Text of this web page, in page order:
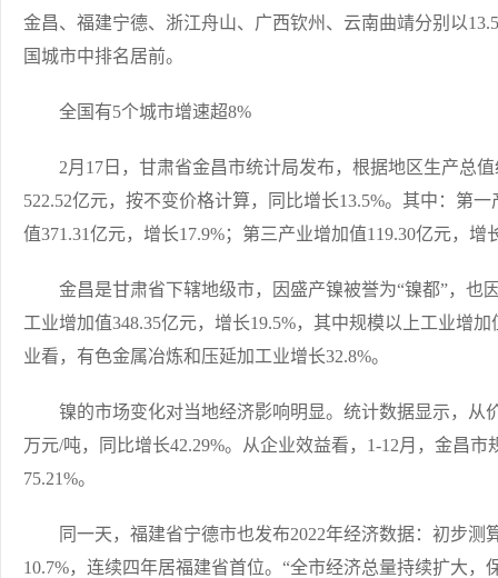
金昌、福建宁德、浙江舟山、广西钦州、云南曲靖分别以
国城市中排名居前。
全国有5个城市增速超8%
2月17日，甘肃省金昌市统计局发布，根据地区生产总值
522.52亿元，按不变价格计算，同比增长13.5%。其中：第
值371.31亿元，增长17.9%；第三产业增加值119.30亿元，增
金昌是甘肃省下辖地级市，因盛产镍被誉为“镍都”，也
工业增加值348.35亿元，增长19.5%，其中规模以上工业增
业看，有色金属冶炼和压延加工业增长32.8%。
镍的市场变化对当地经济影响明显。统计数据显示，从
万元/吨，同比增长42.29%。从企业效益看，1-12月，金昌
75.21%。
同一天，福建省宁德市也发布2022年经济数据：初步测
10.7%，连续四年居福建省首位。“全市经济总量持续扩大